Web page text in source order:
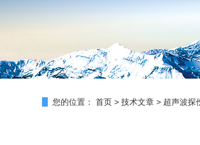
您的位置： 首页 > 技术文章 > 超声波探